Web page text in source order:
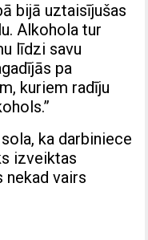
bijā uztaisījušas
Alkohola tur
līdzi savu
pa
kuriem radīju
ka darbiniece
izveiktas
nekad vairs